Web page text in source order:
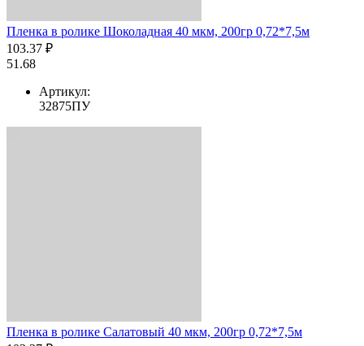
Пленка в ролике Шоколадная 40 мкм, 200гр 0,72*7,5м
103.37 ₽
51.68
Артикул:
32875ПУ
Пленка в ролике Салатовый 40 мкм, 200гр 0,72*7,5м